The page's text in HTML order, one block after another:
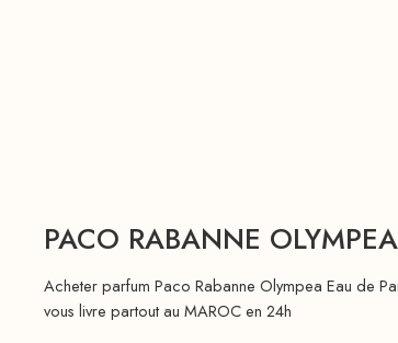
PACO RABANNE
Acheter parfum Paco Rabanne Olympea Eau de
vous livre partout au MAROC en 24h